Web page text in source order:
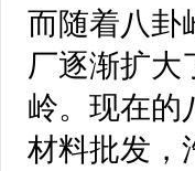
而随着八卦
厂逐渐扩大
岭。现在的
材料批发，